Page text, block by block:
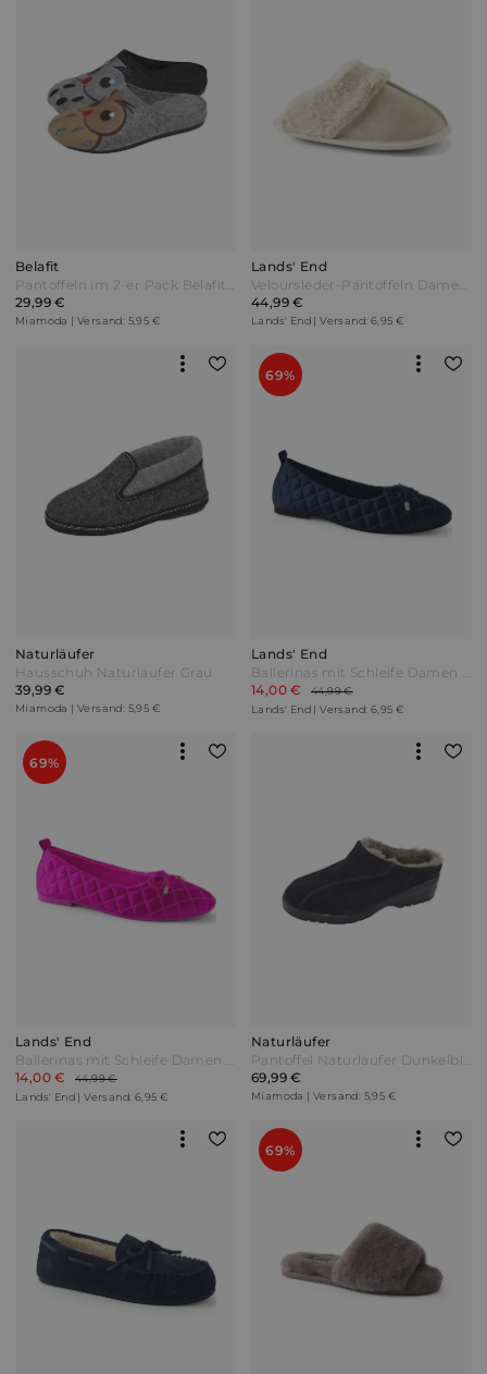
Belafit
Pantoffeln im 2-er Pack Belafit Schwarz Bunt
29,99 €
Miamoda | Versand: 5,95 €
Lands' End
Veloursleder-Pantoffeln Damen Weiß by Lands' End
44,99 €
Lands' End | Versand: 6,95 €
Naturläufer
Hausschuh Naturläufer Grau
39,99 €
Miamoda | Versand: 5,95 €
69%
Lands' End
Ballerinas mit Schleife Damen Blau by Lands' End
14,00 €
44,99 €
Lands' End | Versand: 6,95 €
69%
Lands' End
Ballerinas mit Schleife Damen Pink by Lands' End
14,00 €
44,99 €
Lands' End | Versand: 6,95 €
Naturläufer
Pantoffel Naturläufer Dunkelblau
69,99 €
Miamoda | Versand: 5,95 €
69%